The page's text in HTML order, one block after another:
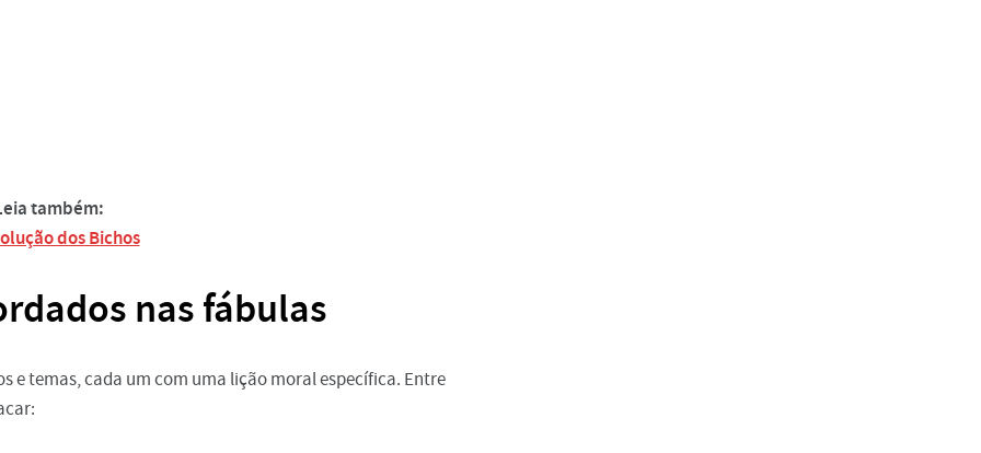
também:
dos Bichos
nas fábulas
e temas, cada um com uma lição moral específica. Entre